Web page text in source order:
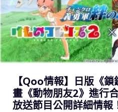
【Qoo情報】日版《
畫《動物朋友2》進行
放送節目公開詳細情報